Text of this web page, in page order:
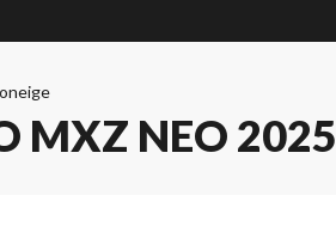
MXZ NEO 2025